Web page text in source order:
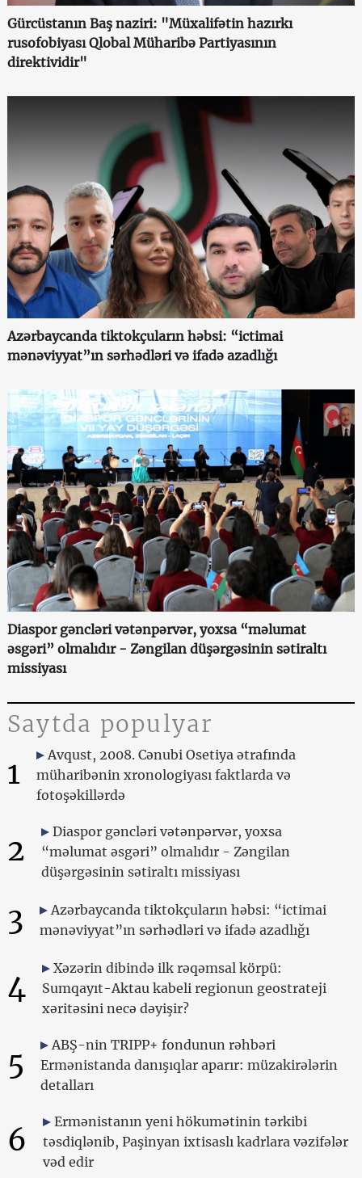
Gürcüstanın Baş naziri: "Müxalifətin hazırkı
rusofobiyası Qlobal Müharibə Partiyasının
direktividir"
Azərbaycanda tiktokçuların həbsi: “ictimai
mənəviyyat”ın sərhədləri və ifadə azadlığı
Diaspor gəncləri vətənpərvər, yoxsa “məlumat
əsgəri” olmalıdır - Zəngilan düşərgəsinin sətiraltı
missiyası
Saytda populyar
1
Avqust, 2008. Cənubi Osetiya ətrafında
müharibənin xronologiyası faktlarda və
fotoşəkillərdə
2
Diaspor gəncləri vətənpərvər, yoxsa
“məlumat əsgəri” olmalıdır - Zəngilan
düşərgəsinin sətiraltı missiyası
3
Azərbaycanda tiktokçuların həbsi: “ictimai
mənəviyyat”ın sərhədləri və ifadə azadlığı
4
Xəzərin dibində ilk rəqəmsal körpü:
Sumqayıt-Aktau kabeli regionun geostrateji
xəritəsini necə dəyişir?
5
ABŞ-nin TRIPP+ fondunun rəhbəri
Ermənistanda danışıqlar aparır: müzakirələrin
detalları
6
Ermənistanın yeni hökumətinin tərkibi
təsdiqlənib, Paşinyan ixtisaslı kadrlara vəzifələr
vəd edir